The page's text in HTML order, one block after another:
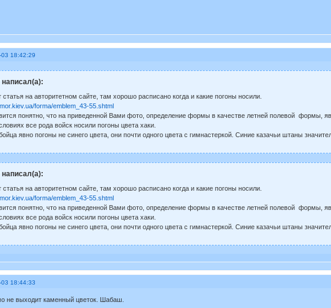
18:42:29
статья на авторитетном сайте, там хорошо расписано когда и какие погоны носили.
forma/emblem_43-55.shtml
понятно, что на приведенной Вами фото, определение формы в качестве летней полевой формы,
все рода войск носили погоны цвета хаки.
явно погоны не синего цвета, они почти одного цвета с гимнастеркой. Синие казачьи штаны
статья на авторитетном сайте, там хорошо расписано когда и какие погоны носили.
forma/emblem_43-55.shtml
понятно, что на приведенной Вами фото, определение формы в качестве летней полевой формы,
все рода войск носили погоны цвета хаки.
явно погоны не синего цвета, они почти одного цвета с гимнастеркой. Синие казачьи штаны
18:44:33
не выходит каменный цветок. Шабаш.